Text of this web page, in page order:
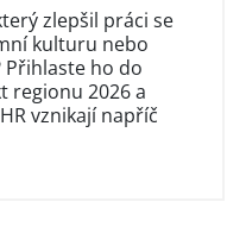
zlepšil práci se
kulturu nebo
Přihlaste ho do
regionu 2026 a
vznikají napříč